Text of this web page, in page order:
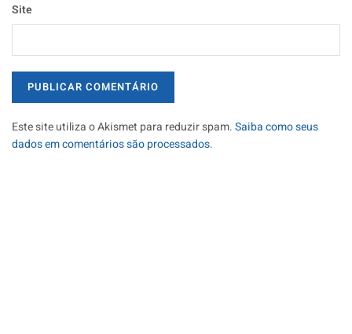
Site
Este site utiliza o Akismet para reduzir spam.Saiba como seus
dados em comentários são processados.